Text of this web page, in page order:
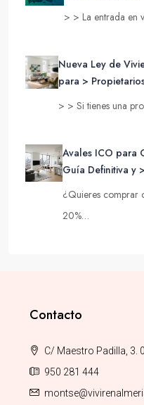
> > La entrada en
Nueva Ley de
para >
> > Si tienes una
Avales ICO para
Guía Definitiva y
¿Quieres comprar
20%…
Contacto
C/ Maestro Padilla, 3.
950 281 444